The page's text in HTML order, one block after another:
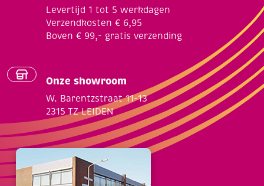
Levertijd 1 tot 5 werkdagen
Verzendkosten € 6,95
Boven € 99,- gratis verzending
Onze showroom
W. Barentzstraat 11-13
2315 TZ LEIDEN